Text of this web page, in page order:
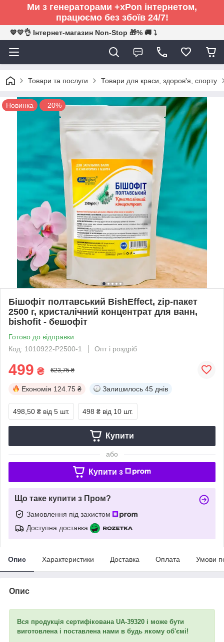
Ми з генераторами +xPon інтернетом,
працюємо без збоїв 24/7!
💙💛👌 Інтернет-магазин Non-Stop 🎁% 🚚 ⤵
Товари та послуги Товари для краси, здоров'я, спорту
Новинка –20%
Бішофіт полтавський BishEffect, zip-пакет
2500 г, кристалічний концентрат для ванн,
bishofit - бешофіт
Готово до відправки
Код: 1010922-P2500-1
Опт і роздріб
499 ₴ 623,75 ₴
Економія 124.75 ₴ Залишилось 45 днів
498,50 ₴ від 5 шт. 498 ₴ від 10 шт.
Купити
або
Купити з
Що таке купити з Пром?
Замовлення під захистом
Доступна доставка
Опис Характеристики Доставка Оплата Умови
Опис
Вся продукція сертифікована UА-39320 і може бути
виготовлена і поставлена нами в будь якому об'ємі!